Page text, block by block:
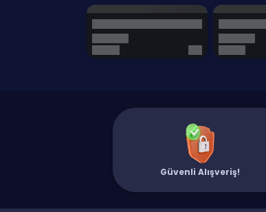
Güvenli Alışveriş!